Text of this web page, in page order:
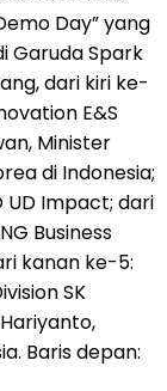
Day” yang
Garuda Spark
dari kiri ke-
E&S
Minister
di Indonesia;
UD Impact; dari
Business
kanan ke-5:
SK
Baris depan: